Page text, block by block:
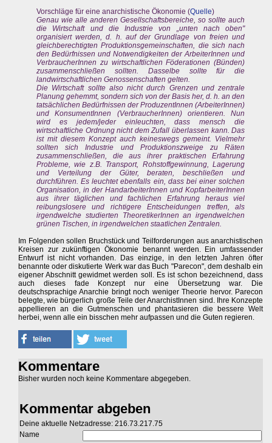
Vorschläge für eine anarchistische Ökonomie (Quelle)
Genau wie alle anderen Gesellschaftsbereiche, so sollte auch
die Wirtschaft und die Industrie von „unten nach oben"
organisiert werden, d. h. auf der Grundlage von freien und
gleichberechtigten Produktionsgemeinschaften, die sich nach
den Bedürfnissen und Notwendigkeiten der ArbeiterInnen und
VerbraucherInnen zu wirtschaftlichen Föderationen (Bünden)
zusammenschließen sollten. Dasselbe sollte für die
landwirtschaftlichen Genossenschaften gelten.
Die Wirtschaft sollte also nicht durch Grenzen und zentrale
Planung gehemmt, sondern sich von der Basis her, d. h. an den
tatsächlichen Bedürfnissen der ProduzentInnen (ArbeiterInnen)
und KonsumentInnen (VerbraucherInnen) orientieren. Nun
wird es jedem/jeder einleuchten, dass mensch die
wirtschaftliche Ordnung nicht dem Zufall überlassen kann. Das
ist mit diesem Konzept auch keineswegs gemeint. Vielmehr
sollten sich Industrie und Produktionszweige zu Räten
zusammenschließen, die aus ihrer praktischen Erfahrung
Probleme, wie z.B. Transport, Rohstoffgewinnung, Lagerung
und Verteilung der Güter, beraten, beschließen und
durchführen. Es leuchtet ebenfalls ein, dass bei einer solchen
Organisation, in der HandarbeiterInnen und KopfarbeiterInnen
aus ihrer täglichen und fachlichen Erfahrung heraus viel
reibungslosere und richtigere Entscheidungen treffen, als
irgendwelche studierten TheoretikerInnen an irgendwelchen
grünen Tischen, in irgendwelchen staatlichen Zentralen.
Im Folgenden sollen Bruchstück und Teilforderungen aus anarchistischen
Kreisen zur zukünftigen Ökonomie benannt werden. Ein umfassender
Entwurf ist nicht vorhanden. Das einzige, in den letzten Jahren öfter
benannte oder diskutierte Werk war das Buch "Parecon", dem deshalb ein
eigener Abschnitt gewidmet werden soll. Es ist schon bezeichnend, dass
auch dieses fade Konzept nur eine Übersetzung war. Die
deutschsprachige Anarchie bringt noch weniger Theorie hervor. Parecon
belegte, wie bürgerlich große Teile der AnarchistInnen sind. Ihre Konzepte
appellieren an die Gutmenschen und phantasieren die bessere Welt
herbei, wenn alle ein bisschen mehr aufpassen und die Guten regieren.
Kommentare
Bisher wurden noch keine Kommentare abgegeben.
Kommentar abgeben
Deine aktuelle Netzadresse: 216.73.217.75
Name